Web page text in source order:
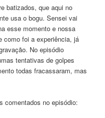
batizados, que aqui no
usa o bogu. Sensei vai
esse momento e nossa
como foi a experiência, já
No episódio
tentativas de golpes
todas fracassaram, mas
comentados no episódio: